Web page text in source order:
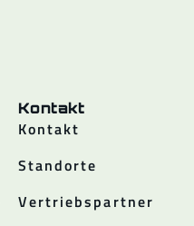
Kontakt
Kontakt
Standorte
Vertriebspartner